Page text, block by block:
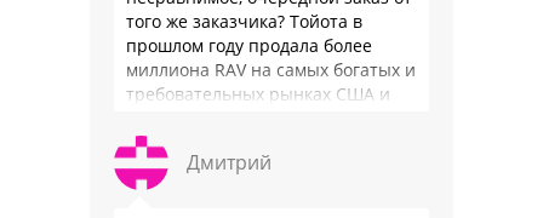
того же заказчика? Тойота в
прошлом году продала более
миллиона RAV на самых богатых и
требовательных рынках США и
подтвердив статус …
Дмитрий